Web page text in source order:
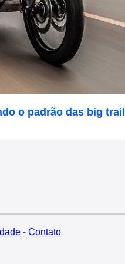
o padrão das big trail
- Contato